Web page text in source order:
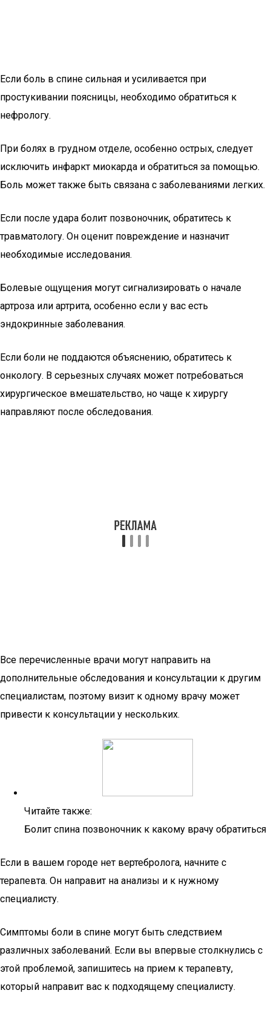
Если боль в спине сильная и усиливается при
простукивании поясницы, необходимо обратиться к
нефрологу.
При болях в грудном отделе, особенно острых, следует
исключить инфаркт миокарда и обратиться за помощью.
Боль может также быть связана с заболеваниями легких.
Если после удара болит позвоночник, обратитесь к
травматологу. Он оценит повреждение и назначит
необходимые исследования.
Болевые ощущения могут сигнализировать о начале
артроза или артрита, особенно если у вас есть
эндокринные заболевания.
Если боли не поддаются объяснению, обратитесь к
онкологу. В серьезных случаях может потребоваться
хирургическое вмешательство, но чаще к хирургу
направляют после обследования.
Все перечисленные врачи могут направить на
дополнительные обследования и консультации к другим
специалистам, поэтому визит к одному врачу может
привести к консультации у нескольких.
Читайте также:
Болит спина позвоночник к какому врачу обратиться
Если в вашем городе нет вертебролога, начните с
терапевта. Он направит на анализы и к нужному
специалисту.
Симптомы боли в спине могут быть следствием
различных заболеваний. Если вы впервые столкнулись с
этой проблемой, запишитесь на прием к терапевту,
который направит вас к подходящему специалисту.